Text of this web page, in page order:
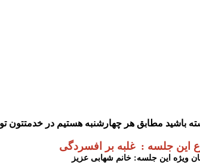
باشید مطابق هر چهارشنبه هستیم در خدمتتون
این جلسه : غلبه بر افسردگی
ویژه این جلسه: خانم شهابی عزیز